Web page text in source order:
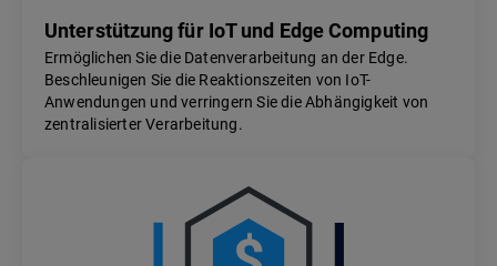
Unterstützung für IoT und Edge Computing
Ermöglichen Sie die Datenverarbeitung an der Edge.
Beschleunigen Sie die Reaktionszeiten von IoT-
Anwendungen und verringern Sie die Abhängigkeit von
zentralisierter Verarbeitung.